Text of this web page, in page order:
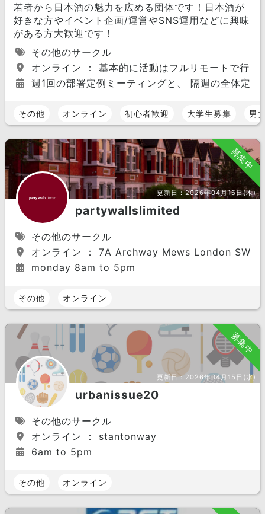
若者から日本酒の魅力を広める団体です！日本酒が
好きな方やイベント企画/運営やSNS運用などに興味
がある方大歓迎です！
その他のサークル
オンライン ： 基本的に活動はフルリモートで行
週1回の部署定例ミーティングと、 隔週の全体定
その他 オンライン 初心者歓迎 大学生募集 男
募集中
更新日：2026年04月16日(木)
partywallslimited
その他のサークル
オンライン ： 7A Archway Mews London SW15
monday 8am to 5pm
その他 オンライン
募集中
更新日： 2026年04月15日(水)
urbanissue20
その他のサークル
オンライン ： stantonway
6am to 5pm
その他 オンライン